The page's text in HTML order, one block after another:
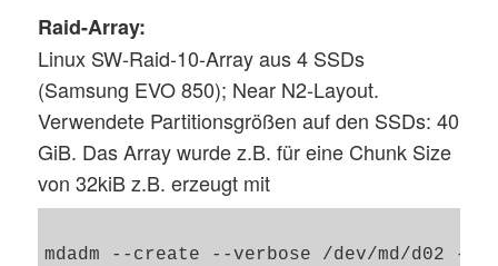
Raid-Array:
Linux SW-Raid-10-Array aus 4 SSDs
(Samsung EVO 850); Near N2-Layout.
Verwendete Partitionsgrößen auf den SSDs: 40
GiB. Das Array wurde z.B. für eine Chunk Size
von 32kiB z.B. erzeugt mit
mdadm --create --verbose /dev/md/d02 --